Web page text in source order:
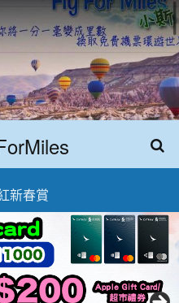
新春賞